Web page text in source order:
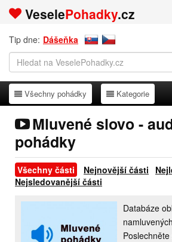
VeselePohadky.cz
Tip dne: Dášeňka
Všechny pohádky
Všechny pohádky Kategorie
Kategorie
Mluvené slovo -
pohádky
Všechny části Nejnovější části
Nejsledovanější části
Databáze